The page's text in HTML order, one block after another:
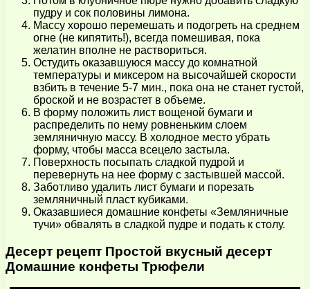
пудру и сок половины лимона.
Массу хорошо перемешать и подогреть на среднем
огне (не кипятить!), всегда помешивая, пока
желатин вполне не раствориться.
Остудить оказавшуюся массу до комнатной
температуры и миксером на высочайшей скорости
взбить в течение 5-7 мин., пока она не станет густой,
броской и не возрастет в объеме.
В форму положить лист вощеной бумаги и
распределить по нему ровненьким слоем
земляничную массу. В холодное место убрать
форму, чтобы масса всецело застыла.
Поверхность посыпать сладкой пудрой и
перевернуть на нее форму с застывшей массой.
Заботливо удалить лист бумаги и порезать
земляничный пласт кубиками.
Оказавшиеся домашние конфеты «Земляничные
тучи» обвалять в сладкой пудре и подать к столу.
Десерт рецепт Простой вкусный десерт
Домашние конфеты Трюфели